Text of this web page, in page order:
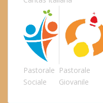
Pastorale
Sociale
Pastorale
Giovanile